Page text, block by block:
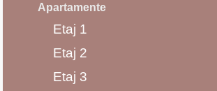
Apartamente
Etaj 1
Etaj 2
Etaj 3